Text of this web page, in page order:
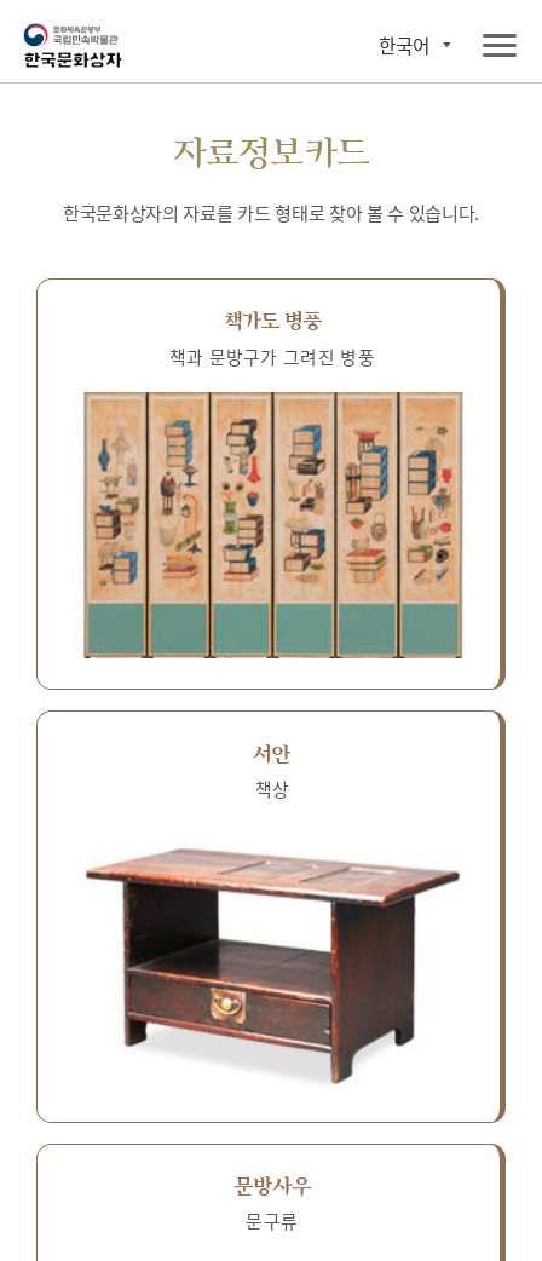
한국어
자료정보카드
한국문화상자의 자료를 카드 형태로 찾아 볼 수 있습니다.
책가도 병풍
책과 문방구가 그려진 병풍
서안
책상
문방사우
문구류